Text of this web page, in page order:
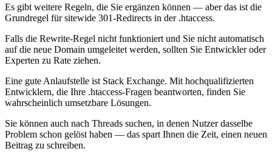
Es gibt weitere Regeln, die Sie ergänzen können — aber das ist die
Grundregel für sitewide 301-Redirects in der .htaccess.
Falls die Rewrite-Regel nicht funktioniert und Sie nicht automatisch
auf die neue Domain umgeleitet werden, sollten Sie Entwickler oder
Experten zu Rate ziehen.
Eine gute Anlaufstelle ist Stack Exchange. Mit hochqualifizierten
Entwicklern, die Ihre .htaccess-Fragen beantworten, finden Sie
wahrscheinlich umsetzbare Lösungen.
Sie können auch nach Threads suchen, in denen Nutzer dasselbe
Problem schon gelöst haben — das spart Ihnen die Zeit, einen neuen
Beitrag zu schreiben.